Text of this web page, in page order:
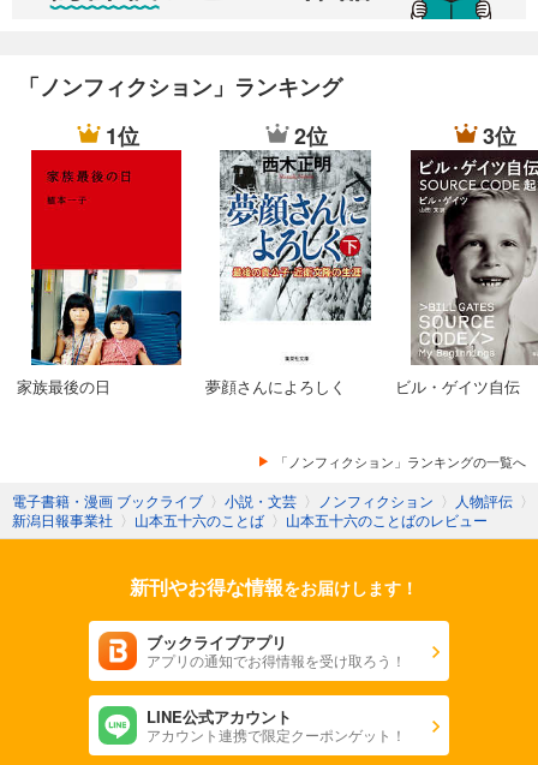
「ノンフィクション」ランキング
1位
家族最後の日
2位
夢顔さんによろしく
3位
ビル・ゲイツ自伝
「ノンフィクション」ランキングの一覧へ
電子書籍・漫画 ブックライブ 〉 小説・文芸 〉 ノンフィクション 〉 人物評伝 〉
新潟日報事業社 〉 山本五十六のことば 〉 山本五十六のことばのレビュー
新刊やお得な情報をお届けします！
ブックライブアプリ
アプリの通知でお得情報を受け取ろう！
LINE公式アカウント
アカウント連携で限定クーポンゲット！